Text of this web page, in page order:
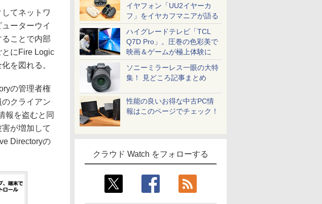
イヤフォン「UU2イヤーカ
フ」をイヤカフマニアが語る
ハイグレードテレビ「TCL
Q7D Pro」。圧巻の色彩美で
映画＆ゲームが極上体験に
ソニーミラーレス一眼の大特
集！ 見どころ記事まとめ
性能の良いお得な中古PC情
報はこのページでチェック！
クラウド Watch をフォローする
てネットワ
ーターウイ
ことで内部
にFire Logic
を図れる。
の管理者権
クライアン
報を盗むと同
が増加して
Directoryの